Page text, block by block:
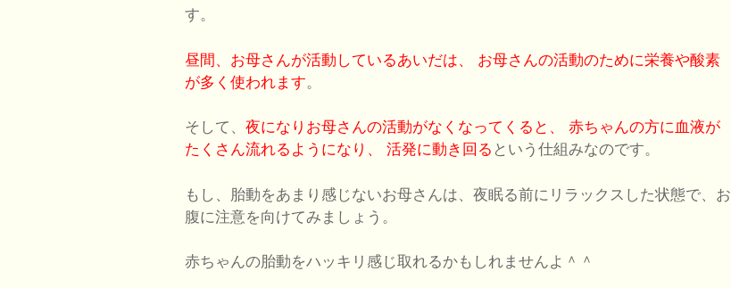
す。
昼間、お母さんが活動しているあいだは、
お母さんの活動のために栄養や酸素
が多く使われます。
そして、 夜になりお母さんの活動がなくなってくると、
赤ちゃんの方に血液が
たくさん流れるようになり、
活発に動き回る という仕組みなのです。
もし、胎動をあまり感じないお母さんは、夜眠る前にリラックスした状態で、お
腹に注意を向けてみましょう。
赤ちゃんの胎動をハッキリ感じ取れるかもしれませんよ＾＾